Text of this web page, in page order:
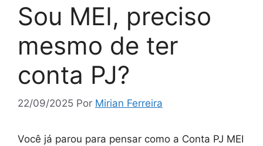
Sou MEI, preciso
mesmo de ter
conta PJ?
22/09/2025 Por Mirian Ferreira
Você já parou para pensar como a Conta PJ MEI